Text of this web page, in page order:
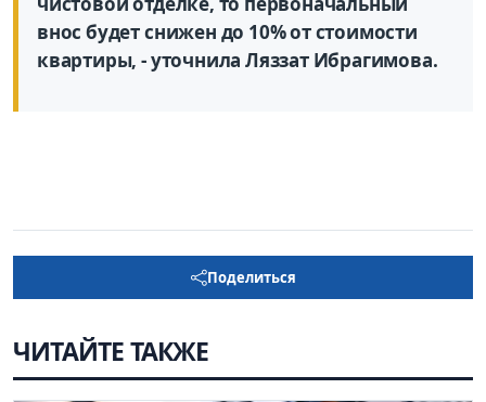
внос будет снижен до 10% от стоимости
квартиры, - уточнила Ляззат Ибрагимова.
Поделиться
ЧИТАЙТЕ ТАКЖЕ